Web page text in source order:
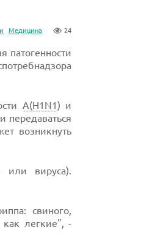
Медицина 24
патогенности
A(H1N1) и
передаваться
возникнуть
или вируса).
свиного,
как легкие", -